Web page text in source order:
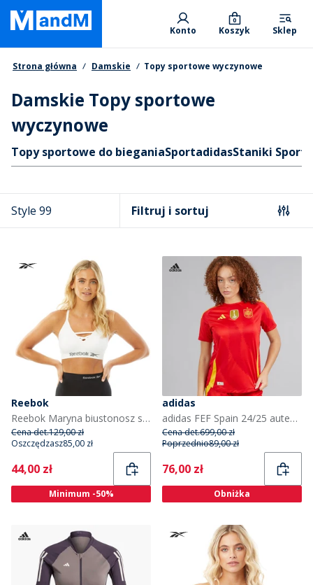
Skip
main
content
Primary departments
Konto Koszyk
0
Sklep
Nawigacja okruszkowa
Strona główna Damskie Topy sportowe wyczynowe
Damskie Topy sportowe
wyczynowe
Skróty
Topy sportowe do bieganiaSportadidasStaniki
Style 99 Filtruj i sortuj
Reebok
Reebok Maryna biustonosz sportowy bezszwowy dla niej kolor biały
Cena det.129,00 zł
Oszczędzasz85,00 zł
Current
44,00 zł
Minimum -50%
adidas
adidas FEF Spain 24/25 autentyczna koszulka home dla niej kolor Better Scarlet
Cena det.699,00 zł
Poprzednio89,00 zł
Current
76,00 zł
Obniżka